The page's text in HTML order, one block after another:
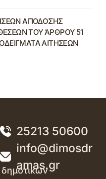
ΑΠΟΔΟΣΗΣ
ΤΟΥ ΆΡΘΡΟΥ 51
ΑΙΤΗΣΕΩΝ
25213 50600
info@dimosdr
amas.gr
δημοτικών